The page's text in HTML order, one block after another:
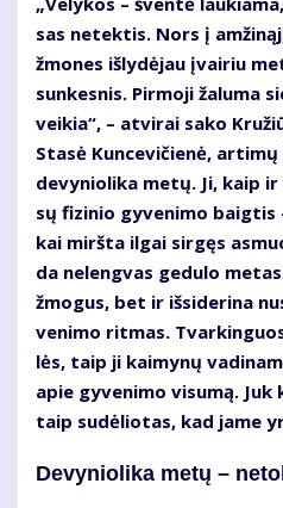
sas ne­tek­tis. Nors į
žmo­nes iš­ly­dė­jau įvai­riu
sun­kes­nis. Pir­mo­ji ža­lu­ma
vei­kia“, – at­vi­rai sa­ko
Sta­sė Kun­ce­vi­čie­nė,
de­vy­nio­li­ka me­tų. Ji, kaip
sų fi­zi­nio gy­ve­ni­mo
kai mirš­ta il­gai sir­gęs
da ne­leng­vas ge­du­lo
žmo­gus, bet ir iš­si­de­ri­na
ve­ni­mo rit­mas.
lės, taip ji kai­my­nų
apie gy­ve­ni­mo vi­su­mą. Juk
taip su­dė­lio­tas, kad ja­me
De­vy­nio­li­ka me­tų –